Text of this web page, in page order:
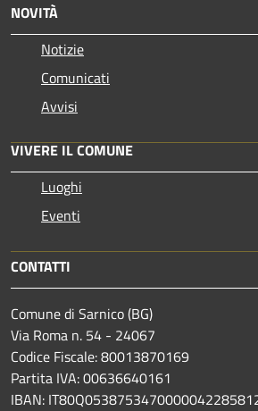
NOVITÀ
Notizie
Comunicati
Avvisi
VIVERE IL COMUNE
Luoghi
Eventi
CONTATTI
Comune di Sarnico (BG)
Via Roma n. 54 - 24067
Codice Fiscale: 80013870169
Partita IVA: 00636640161
IBAN: